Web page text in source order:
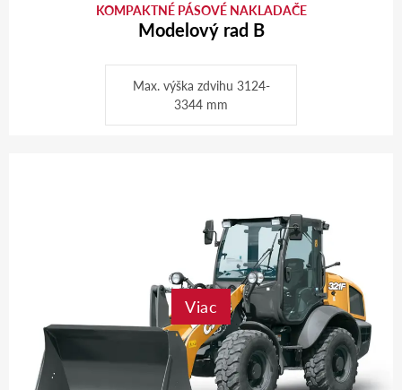
KOMPAKTNÉ PÁSOVÉ NAKLADAČE
Modelový rad B
Max. výška zdvihu 3124-
3344 mm
Viac